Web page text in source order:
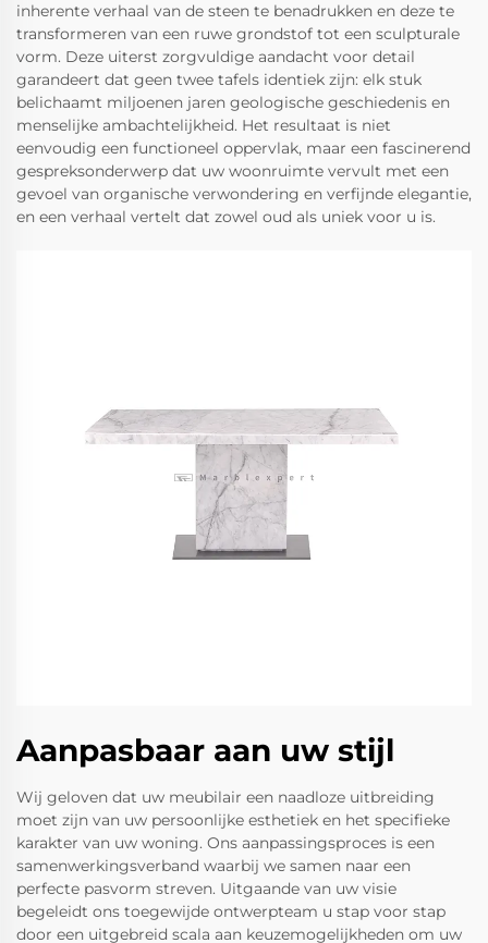
inherente verhaal van de steen te benadrukken en deze te
transformeren van een ruwe grondstof tot een sculpturale
vorm. Deze uiterst zorgvuldige aandacht voor detail
garandeert dat geen twee tafels identiek zijn: elk stuk
belichaamt miljoenen jaren geologische geschiedenis en
menselijke ambachtelijkheid. Het resultaat is niet
eenvoudig een functioneel oppervlak, maar een fascinerend
gespreksonderwerp dat uw woonruimte vervult met een
gevoel van organische verwondering en verfijnde elegantie,
en een verhaal vertelt dat zowel oud als uniek voor u is.
Aanpasbaar aan uw stijl
Wij geloven dat uw meubilair een naadloze uitbreiding
moet zijn van uw persoonlijke esthetiek en het specifieke
karakter van uw woning. Ons aanpassingsproces is een
samenwerkingsverband waarbij we samen naar een
perfecte pasvorm streven. Uitgaande van uw visie
begeleidt ons toegewijde ontwerpteam u stap voor stap
door een uitgebreid scala aan keuzemogelijkheden om uw